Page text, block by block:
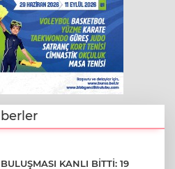
KANLI BİTTİ: 19